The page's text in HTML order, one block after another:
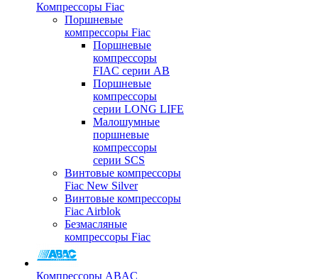
Компрессоры Fiac
Поршневые
компрессоры Fiac
Поршневые
компрессоры
FIAC серии AB
Поршневые
компрессоры
серии LONG LIFE
Малошумные
поршневые
компрессоры
серии SCS
Винтовые компрессоры
Fiac New Silver
Винтовые компрессоры
Fiac Airblok
Безмасляные
компрессоры Fiac
Компрессоры ABAC